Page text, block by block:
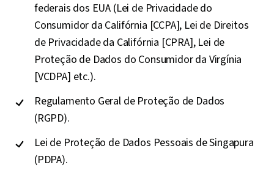
federais dos EUA (Lei de Privacidade do
Consumidor da Califórnia [CCPA], Lei de Direitos
de Privacidade da Califórnia [CPRA], Lei de
Proteção de Dados do Consumidor da Virgínia
[VCDPA] etc.).
Regulamento Geral de Proteção de Dados
(RGPD).
Lei de Proteção de Dados Pessoais de Singapura
(PDPA).